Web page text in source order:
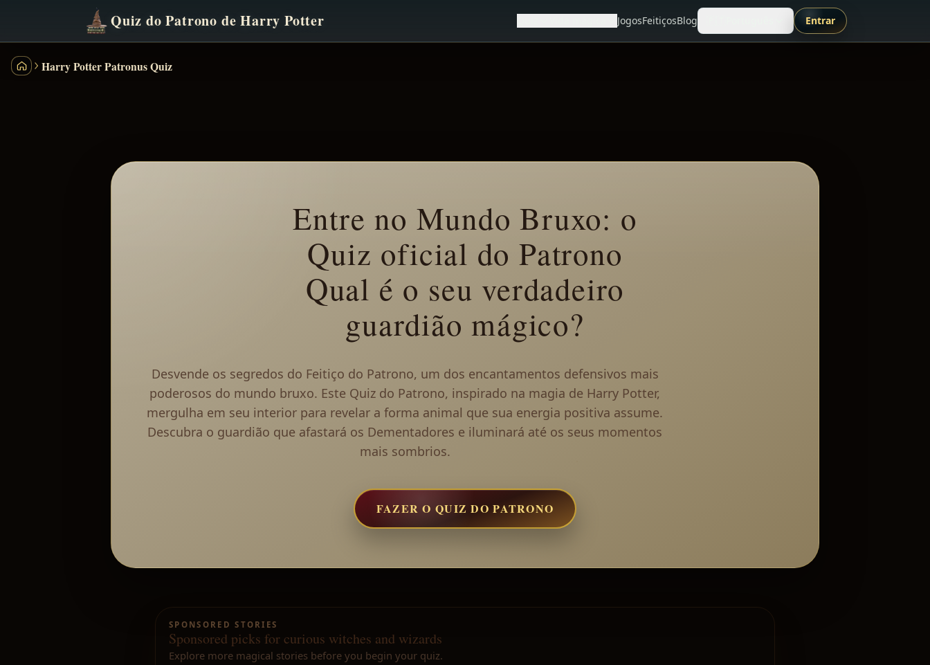
Quiz do Patrono de Harry Potter JogosFeitiçosBlog Entrar
Quiz das Casas de Harry Potter
Harry Potter Patronus Quiz
Entre no Mundo Bruxo: o
Quiz oficial do Patrono
Qual é o seu verdadeiro
guardião mágico?
Desvende os segredos do Feitiço do Patrono, um dos encantamentos defensivos mais
poderosos do mundo bruxo. Este Quiz do Patrono, inspirado na magia de Harry Potter,
mergulha em seu interior para revelar a forma animal que sua energia positiva assume.
Descubra o guardião que afastará os Dementadores e iluminará até os seus momentos
mais sombrios.
FAZER O QUIZ DO PATRONO
SPONSORED STORIES
Sponsored picks for curious witches and wizards
Explore more magical stories before you begin your quiz.